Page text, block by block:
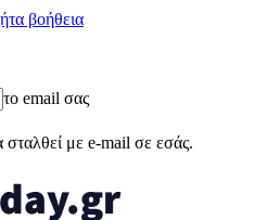
βοήθεια
το email σας
με e-mail σε εσάς.